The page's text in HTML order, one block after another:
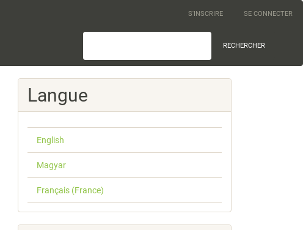
S'INSCRIRE SE CONNECTER
RECHERCHER
Langue
English
Magyar
Français (France)